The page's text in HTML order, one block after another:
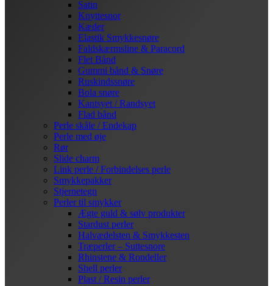
Satin
Knyttesnor
Kæder
Elastik Smykkesnøre
Faldskærmsline & Paracord
Flet Bånd
Gummi bånd & Snøre
Ruskindssnøre
Bola snøre
Kantsyet / Randsyet
Flad bånd
Perle skåle / Endekap
Perle med øje
Rør
Slide charm
Link perle / Forbindelses perle
Smykkepakker
Stjernetegn
Perler til smykker
Ægte guld & sølv produkter
Stardust perler
Halvædelsten & Smykkesten
Træperler – Suttesnore
Rhinstene & Rondeller
Shell perler
Plast / Resin perler